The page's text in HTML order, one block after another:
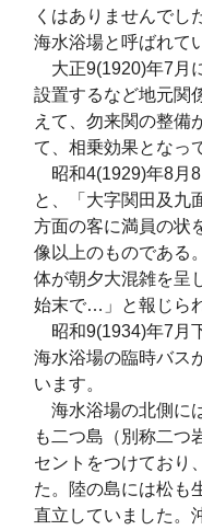
くはありませんでし
海水浴場と呼ばれて
大正9(1920)年7月
設置するなど地元関
えて、勿来関の整備
て、相乗効果となっ
昭和4(1929)年8月8
と、「大字関田及九
方面の客に満員の状
像以上のものである
体が朝夕大混雑を呈
始末で…」と報じら
昭和9(1934)年7月
海水浴場の臨時バス
います。
海水浴場の北側に
も二つ島（別称二つ
セントをつけており
た。陸の島には松も
直立していました。